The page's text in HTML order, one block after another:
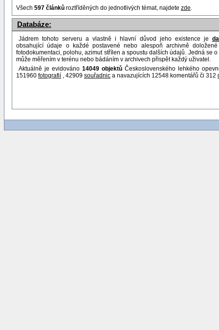
Všech 597 článků roztříděných do jednotlivých témat, najdete zde.
Databáze:
Jádrem tohoto serveru a vlastně i hlavní důvod jeho existence je
obsahující údaje o každé postavené nebo alespoň archivně
fotodokumentaci, polohu, azimut střílen a spoustu dalších údajů. Jedná se
může měřením v terénu nebo bádáním v archivech přispět každý uživatel.
Aktuálně je evidováno 14049 objektů Československého lehkého
151960 fotografií , 42909 souřadnic a navazujících 12548 komentářů či 312